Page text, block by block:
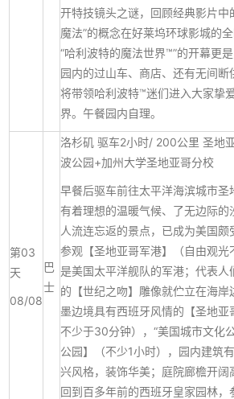
开特技镜头之谜，回顾经典影片中
魔法”的概念在好莱坞环球影城的
“哈利波特的魔法世界™”的开幕更
园内的过山车、商店、还有无间断
将带领哈利波特™迷们进入大家挚
界。午餐园内自理。
第03
天
08/08
巴
士
洛杉矶 驱车2小时/ 200公里 圣地
波公园+加州大学圣地亚哥分校
早餐后驱车前往太平洋海滨城市圣
有着理想的温暖气候、了无边际的
人流连忘返的景点，已成为美国颇
参观【圣地亚哥军港】（自由观
是美国太平洋舰队的军港；代表人
的【世纪之吻】雕像就伫立在海岸
墨边境具有西班牙风情的【圣地亚
不少于30分钟），“美国城市文化
公园】（不少1小时），园内建筑
兴风格，装饰华美；庭院廊檐开阔
回到百多年前的西班牙皇家园林，